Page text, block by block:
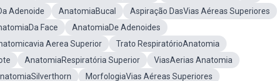
Adenoide AnatomiaBucal
Aspiração DasVias Aéreas Superiores
Face
AnatomiaDe Adenoides
Aerea Superior
Trato RespiratórioAnatomia
AnatomiaRespiratória Superior
ViasAerias Anatomia
MorfologiaVias Aéreas Superiores